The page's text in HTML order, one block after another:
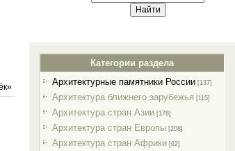
Категории раздела
Архитектурные памятники России [137]
Архитектура ближнего зарубежья [115]
Архитектура стран Азии [178]
Архитектура стран Европы [208]
Архитектура стран Африки [62]